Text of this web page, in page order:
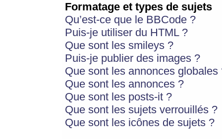
Formatage et types de sujets
Qu’est-ce que le BBCode ?
Puis-je utiliser du HTML ?
Que sont les smileys ?
Puis-je publier des images ?
Que sont les annonces globales
Que sont les annonces ?
Que sont les posts-it ?
Que sont les sujets verrouillés ?
Que sont les icônes de sujets ?